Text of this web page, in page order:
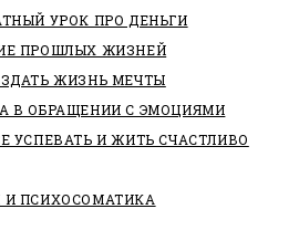
УРОК ПРО ДЕНЬГИ
ПРОШЛЫХ ЖИЗНЕЙ
ЖИЗНЬ МЕЧТЫ
В ОБРАЩЕНИИ С ЭМОЦИЯМИ
УСПЕВАТЬ И ЖИТЬ СЧАСТЛИВО
И ПСИХОСОМАТИКА